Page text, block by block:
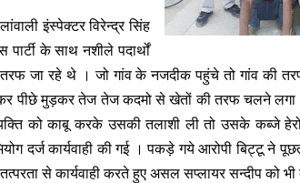
इंस्पेक्टर विरेन्द्र सिंह
के साथ नशीले पदार्थों
तरफ जा रहे थे । जो गांव के नजदीक पहुंचे तो गांव की
कर पीछे मुड़कर तेज तेज कदमो से खेतों की तरफ चलने
को काबू करके उसकी तलाशी ली तो उसके कब्जे
दर्ज कार्यवाही की गई । पकड़े गये आरोपी बिट्टू ने
से कार्यवाही करते हुए असल सप्लायर सन्दीप को